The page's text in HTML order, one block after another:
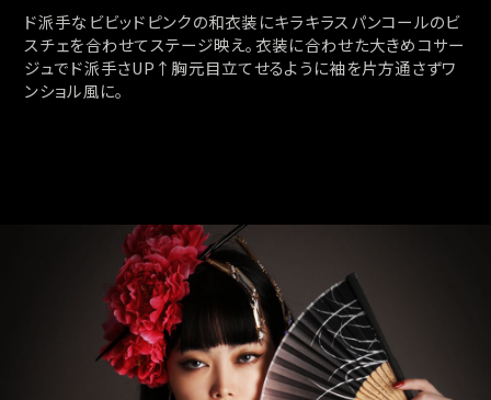
インスタ写真投稿キャンペーン！
会員登録でいつでもお得に
ド派手なビビッドピンクの和衣装にキラキラスパンコールのビ
スチェを合わせてステージ映え。衣装に合わせた大きめコサー
ジュでド派手さUP↑胸元目立てせるように袖を片方通さずワ
ンショル風に。